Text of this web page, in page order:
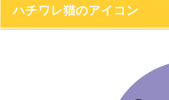
ハチワレ猫のアイコン